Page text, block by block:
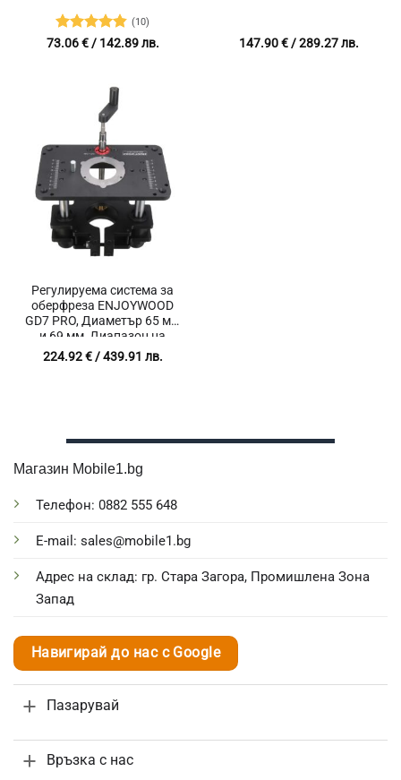
пробиване
Оценено с
(10)
73.06€/ 142.89 лв. 147.90€/ 289.27 лв.
Регулируема система за
оберфреза ENJOYWOOD
GD7 PRO, Диаметър 65 мм
и 69 мм, Диапазон на
повдигане 0-60 мм
224.92€/ 439.91 лв.
Магазин Mobile1.bg
Телефон: 0882 555 648
E-mail: sales@mobile1.bg
Адрес на склад: гр. Стара Загора, Промишлена Зона
Запад
Навигирай до нас с Google
Пазарувай
Връзка с нас